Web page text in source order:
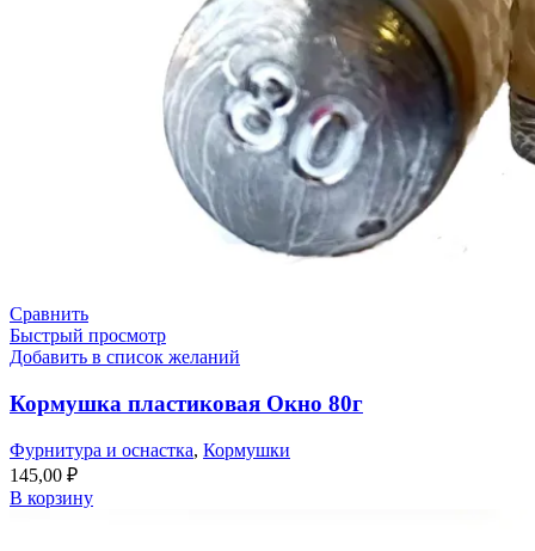
Сравнить
Быстрый просмотр
Добавить в список желаний
Кормушка пластиковая Окно 80г
Фурнитура и оснастка, Кормушки
145,00 ₽
В корзину